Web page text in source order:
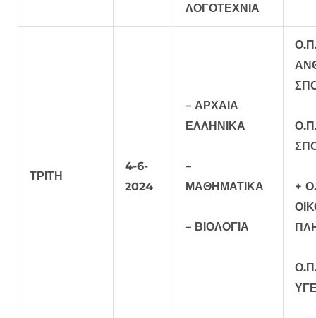
ΛΟΓΟΤΕΧΝΙΑ
ΤΡΙΤΗ
4-6-
2024
– ΑΡΧΑΙΑ
ΕΛΛΗΝΙΚΑ
–
ΜΑΘΗΜΑΤΙΚΑ
– ΒΙΟΛΟΓΙΑ
+